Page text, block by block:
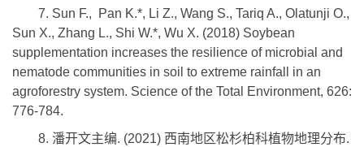
7. Sun F., Pan K.*, Li Z., Wang S., Tariq A., Olatunji O.,
Sun X., Zhang L., Shi W.*, Wu X. (2018) Soybean
supplementation increases the resilience of microbial and
nematode communities in soil to extreme rainfall in an
agroforestry system. Science of the Total Environment, 626:
776-784.
8. 潘开文主编. (2021) 西南地区松杉柏科植物地理分布.